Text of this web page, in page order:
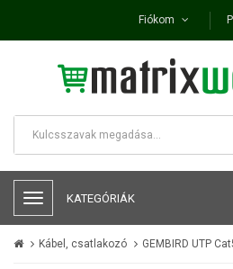
Fiókom
KATEGÓRIÁK
Kábel, csatlakozó GEMBIRD UTP